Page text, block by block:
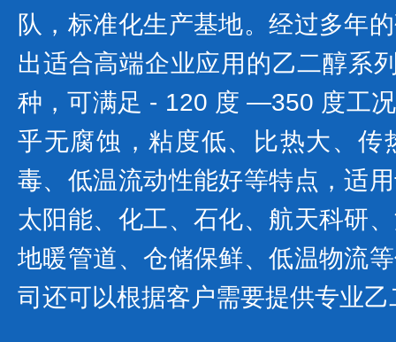
队，标准化生产基地。经过多年
出适合高端企业应用的乙二醇系
种，可满足 - 120 度 —350 度工
乎无腐蚀，粘度低、比热大、传
毒、低温流动性能好等特点，适
太阳能、化工、石化、航天科研
地暖管道、仓储保鲜、低温物流
司还可以根据客户需要提供专业